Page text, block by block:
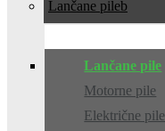
Lančane pile
Lančane pile
Motorne pile
Električne pile